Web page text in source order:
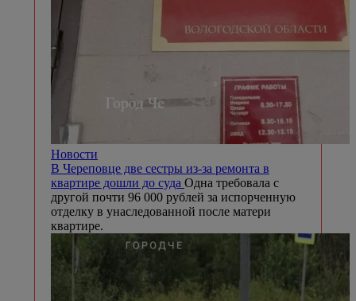
Новости
В Череповце две сестры из-за ремонта в
квартире дошли до суда Одна требовала с
другой почти 96 000 рублей за испорченную
отделку в унаследованной после матери
квартире.